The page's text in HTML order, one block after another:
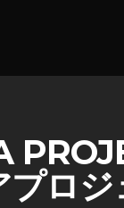
プロジ